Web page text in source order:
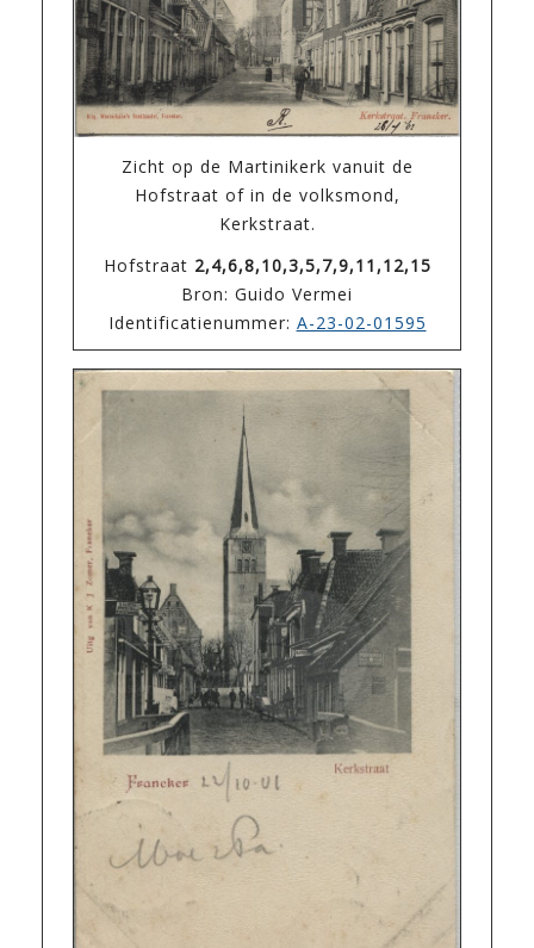
Zicht op de Martinikerk vanuit de
Hofstraat of in de volksmond,
Kerkstraat.
Hofstraat 2,4,6,8,10,3,5,7,9,11,12,15
Bron: Guido Vermei
Identificatienummer: A-23-02-01595